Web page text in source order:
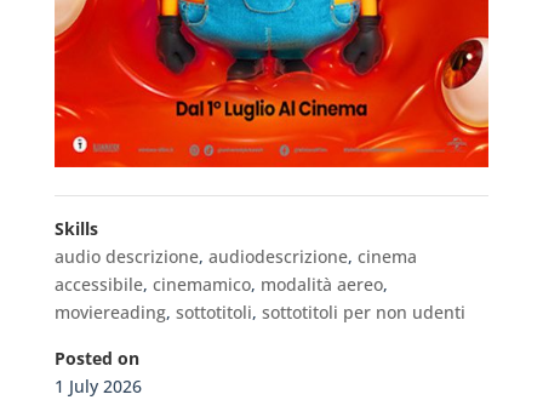
Skills
audio descrizione, audiodescrizione, cinema
accessibile, cinemamico, modalità aereo,
moviereading, sottotitoli, sottotitoli per non udenti
Posted on
1 July 2026